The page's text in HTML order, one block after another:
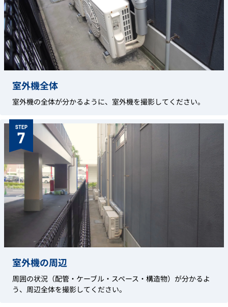
室外機全体
室外機の全体が分かるように、室外機を撮影してください。
STEP
7
室外機の周辺
周囲の状況（配管・ケーブル・スペース・構造物）が分かるよ
う、周辺全体を撮影してください。